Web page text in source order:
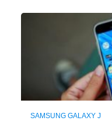
SAMSUNG GALAXY J